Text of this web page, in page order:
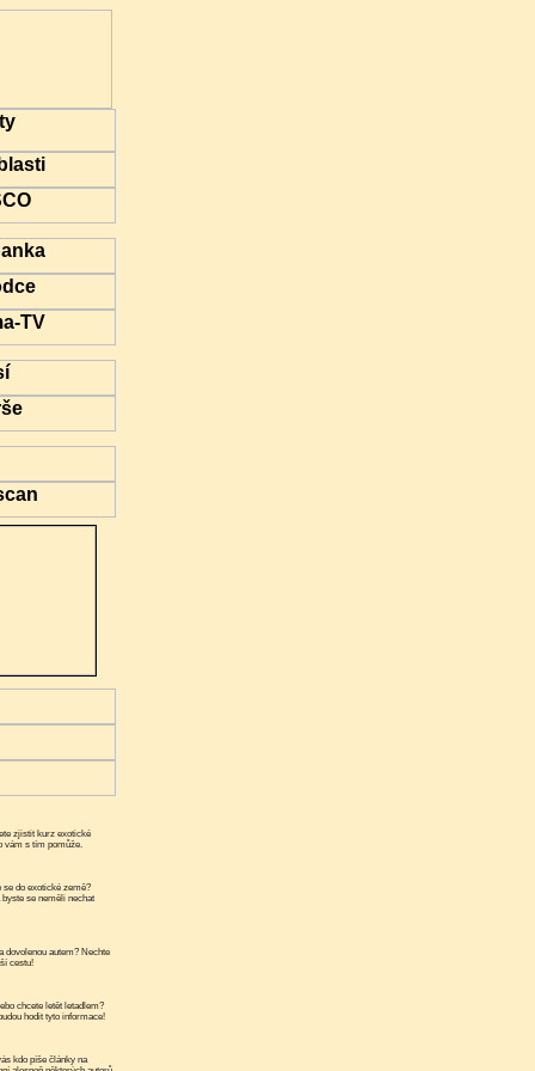
zjistit kurz exotické
vám s tím pomůže.
se do exotické země?
se neměli nechat
dovolenou autem? Nechte
cestu!
chcete letět letadlem?
hodit tyto informace!
kdo píše články na